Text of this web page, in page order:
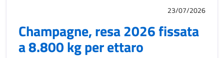
23/07/2026
Champagne, resa 2026 fissata
a 8.800 kg per ettaro